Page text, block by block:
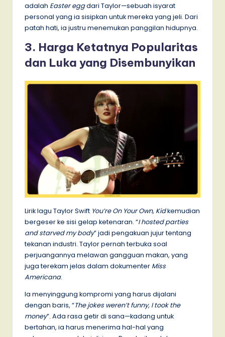
adalah Easter eggdari Taylor—sebuah isyarat
personal yang ia sisipkan untuk mereka yang jeli. Dari
patah hati, ia justru menemukan panggilan hidupnya.
3. Harga Ketatnya Popularitas
dan Luka yang Disembunyikan
Lirik lagu Taylor Swift You’re On Your Own, Kidkemudian
bergeser ke sisi gelap ketenaran. “I hosted parties
and starved my body” jadi pengakuan jujur tentang
tekanan industri. Taylor pernah terbuka soal
perjuangannya melawan gangguan makan, yang
juga terekam jelas dalam dokumenter Miss
Americana.
Ia menyinggung kompromi yang harus dijalani
dengan baris, “The jokes weren’t funny, I took the
money”. Ada rasa getir di sana—kadang untuk
bertahan, ia harus menerima hal-hal yang